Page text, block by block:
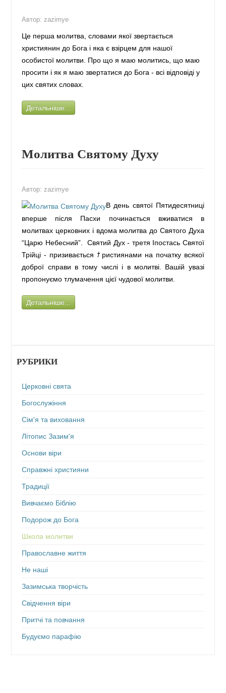
Автор: zazimye
Це перша молитва, словами якої звертається
християнин до Бога і яка є взірцем для нашої
особистої молитви. Про що я маю молитись, що маю
просити і як я маю звертатися до Бога - всі відповіді у
цих святих словах.
Детальніше...
Молитва Святому Духу
Автор: zazimye
В день святої Пятидесятниці
вперше після Пасхи починається вживатися в
молитвах церковних і вдома молитва до Святого Духа
“Царю Небесний”. Святий Дух - третя Іпостась Святої
Трійці - призивається ﾅристиянами на початку всякої
доброї справи в тому числі і в молитві. Вашій увазі
пропонуємо тлумачення цієї чудової молитви.
Детальніше...
РУБРИКИ
Церковні свята
Богослужіння
Сім'я та виховання
Літопис Зазим'я
Основи віри
Справжні християни
Традиції
Вивчаємо Біблію
Подорож до Бога
Школа молитви
Православне життя
Не наші
Зазимська творчість
Свідчення віри
Притчі та повчання
Будуємо парафію